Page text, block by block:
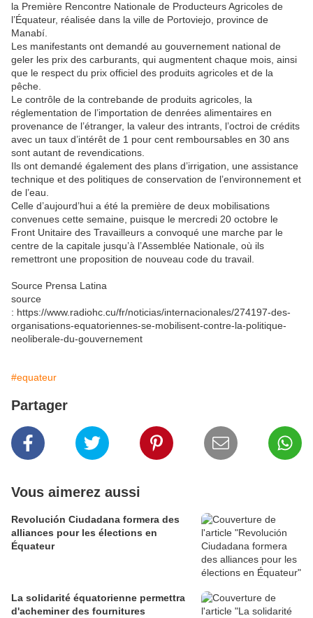
la Première Rencontre Nationale de Producteurs Agricoles de
l’Équateur, réalisée dans la ville de Portoviejo, province de
Manabí.
Les manifestants ont demandé au gouvernement national de
geler les prix des carburants, qui augmentent chaque mois, ainsi
que le respect du prix officiel des produits agricoles et de la
pêche.
Le contrôle de la contrebande de produits agricoles, la
réglementation de l’importation de denrées alimentaires en
provenance de l’étranger, la valeur des intrants, l’octroi de crédits
avec un taux d’intérêt de 1 pour cent remboursables en 30 ans
sont autant de revendications.
Ils ont demandé également des plans d’irrigation, une assistance
technique et des politiques de conservation de l’environnement et
de l’eau.
Celle d’aujourd’hui a été la première de deux mobilisations
convenues cette semaine, puisque le mercredi 20 octobre le
Front Unitaire des Travailleurs a convoqué une marche par le
centre de la capitale jusqu’à l’Assemblée Nationale, où ils
remettront une proposition de nouveau code du travail.
Source Prensa Latina
source
: https://www.radiohc.cu/fr/noticias/internacionales/274197-des-
organisations-equatoriennes-se-mobilisent-contre-la-politique-
neoliberale-du-gouvernement
#equateur
Partager
Vous aimerez aussi
Revolución Ciudadana formera des
alliances pour les élections en
Équateur
La solidarité équatorienne permettra
d'acheminer des fournitures